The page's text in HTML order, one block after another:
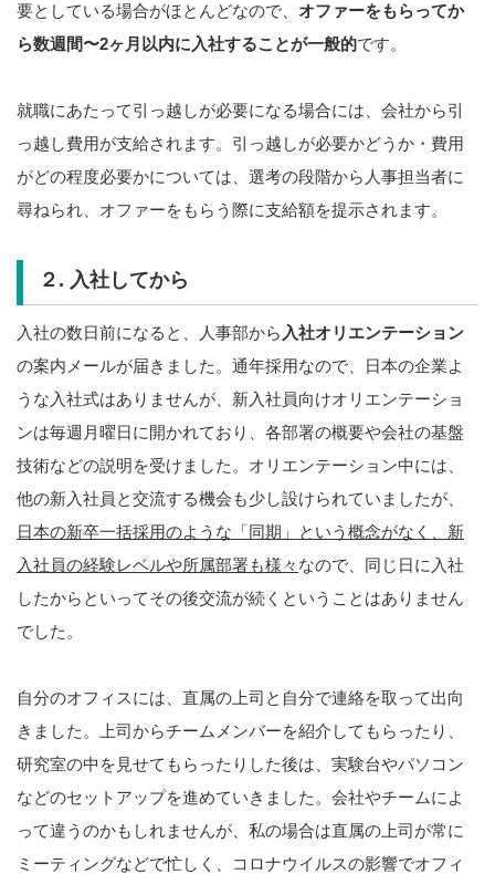
要としている場合がほとんどなので、 オファーをもらってか
ら数週間〜2ヶ月以内に入社することが一般的です。
就職にあたって引っ越しが必要になる場合には、会社から引
っ越し費用が支給されます。引っ越しが必要かどうか・費用
がどの程度必要かについては、選考の段階から人事担当者に
尋ねられ、オファーをもらう際に支給額を提示されます。
２. 入社してから
入社の数日前になると、人事部から 入社オリエンテーション
の案内メールが届きました。通年採用なので、日本の企業よ
うな入社式はありませんが、新入社員向けオリエンテーショ
ンは毎週月曜日に開かれており、各部署の概要や会社の基盤
技術などの説明を受けました。オリエンテーション中には、
他の新入社員と交流する機会も少し設けられていましたが、
日本の新卒一括採用のような「同期」という概念がなく、新
入社員の経験レベルや所属部署も様々 なので、同じ日に入社
したからといってその後交流が続くということはありません
でした。
自分のオフィスには、直属の上司と自分で連絡を取って出向
きました。上司からチームメンバーを紹介してもらったり、
研究室の中を見せてもらったりした後は、実験台やパソコン
などのセットアップを進めていきました。会社やチームによ
って違うのかもしれませんが、私の場合は直属の上司が常に
ミーティングなどで忙しく、コロナウイルスの影響でオフィ